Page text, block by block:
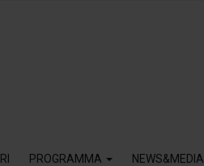
PROGRAMMA NEWS&MEDIA